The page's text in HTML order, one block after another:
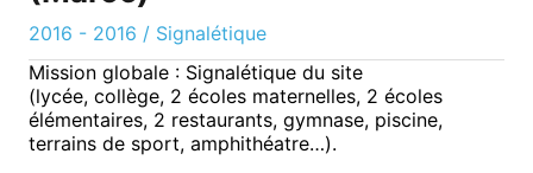
2016 - 2016 / Signalétique
Mission globale : Signalétique du site
(lycée, collège, 2 écoles maternelles, 2 écoles
élémentaires, 2 restaurants, gymnase, piscine,
terrains de sport, amphithéatre…).